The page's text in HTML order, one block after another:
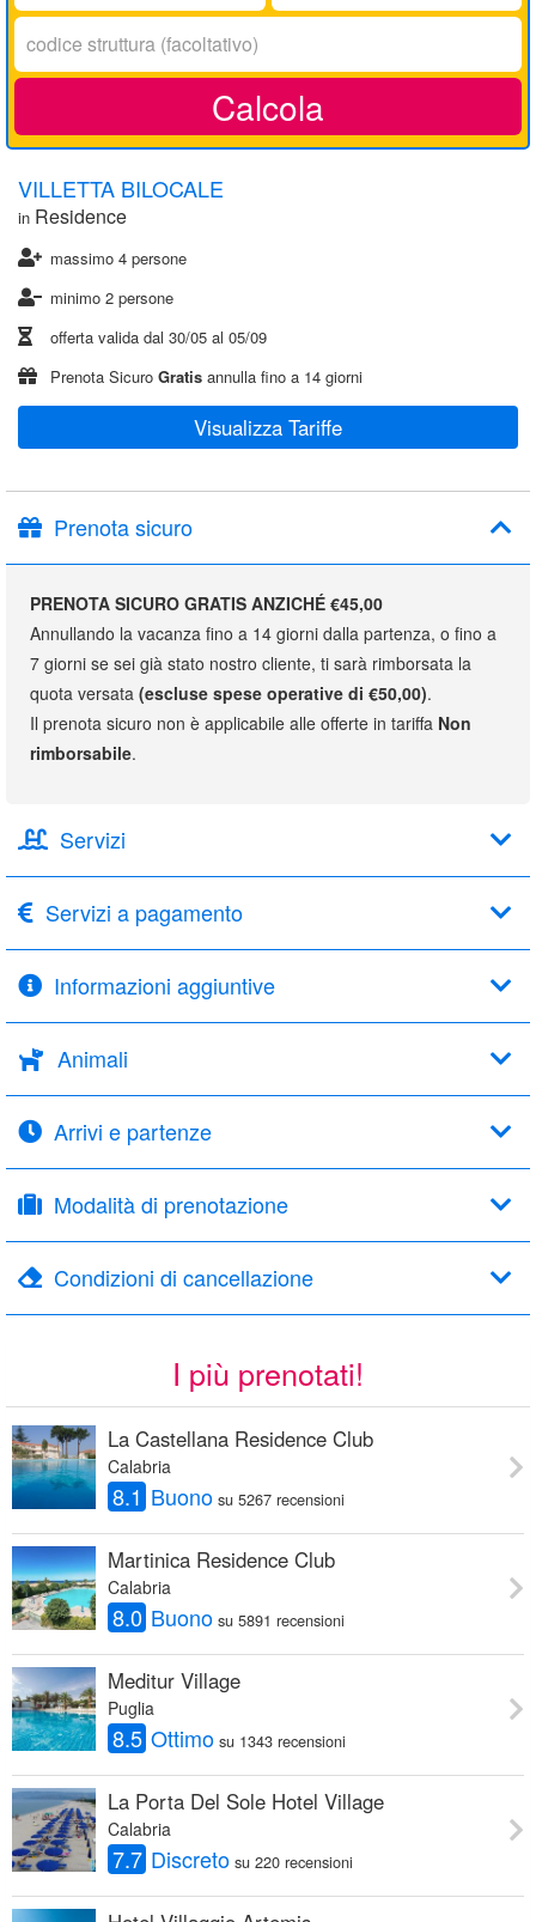
17
Codice
struttura:
Calcola
VILLETTA BILOCALE
in Residence
massimo 4 persone
minimo 2 persone
offerta valida dal 30/05 al 05/09
Prenota Sicuro Gratis annulla fino a 14 giorni
Visualizza Tariffe
Prenota sicuro
PRENOTA SICURO GRATIS ANZICHÉ €45,00
Annullando la vacanza fino a 14 giorni dalla partenza, o fino a
7 giorni se sei già stato nostro cliente, ti sarà rimborsata la
quota versata (escluse spese operative di €50,00).
Il prenota sicuro non è applicabile alle offerte in tariffa Non
rimborsabile.
Servizi
Servizi a pagamento
Informazioni aggiuntive
Animali
Arrivi e partenze
Modalità di prenotazione
Condizioni di cancellazione
I più prenotati!
La Castellana Residence Club
Calabria
8.1 Buono su 5267 recensioni
Martinica Residence Club
Calabria
8.0 Buono su 5891 recensioni
Meditur Village
Puglia
8.5 Ottimo su 1343 recensioni
La Porta Del Sole Hotel Village
Calabria
7.7 Discreto su 220 recensioni